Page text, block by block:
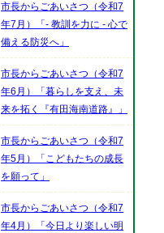
市長からごあいさつ（令和7
年7月）「- 教訓を力に - 心で
備える防災へ」
市長からごあいさつ（令和7
年6月）「暮らしを支え、未
来を拓く『有田海南道路』」
市長からごあいさつ（令和7
年5月）「こどもたちの成長
を願って」
市長からごあいさつ（令和7
年4月）「今日より楽しい明